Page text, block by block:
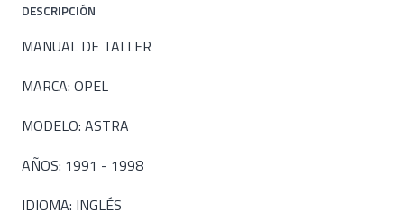
DESCRIPCIÓN
MANUAL DE TALLER
MARCA: OPEL
MODELO: ASTRA
AÑOS: 1991 - 1998
IDIOMA: INGLÉS